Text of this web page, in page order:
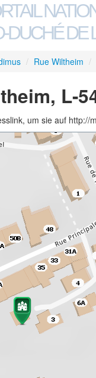
DUCHÉ DE
/ Rue Wiltheim /
L-
um sie auf http://